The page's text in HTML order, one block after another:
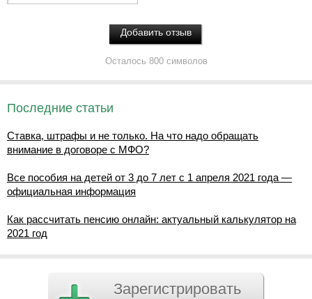
Осталось 800 символов
Последние статьи
Ставка, штрафы и не только. На что надо обращать
внимание в договоре с МФО?
Все пособия на детей от 3 до 7 лет с 1 апреля 2021 года —
официальная информация
Как рассчитать пенсию онлайн: актуальный калькулятор на
2021 год
Зарегистрировать